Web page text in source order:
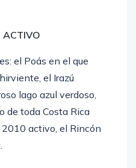
ACTIVO
el Poás en el que
el Irazú
lago azul verdoso,
de toda Costa Rica
activo, el Rincón